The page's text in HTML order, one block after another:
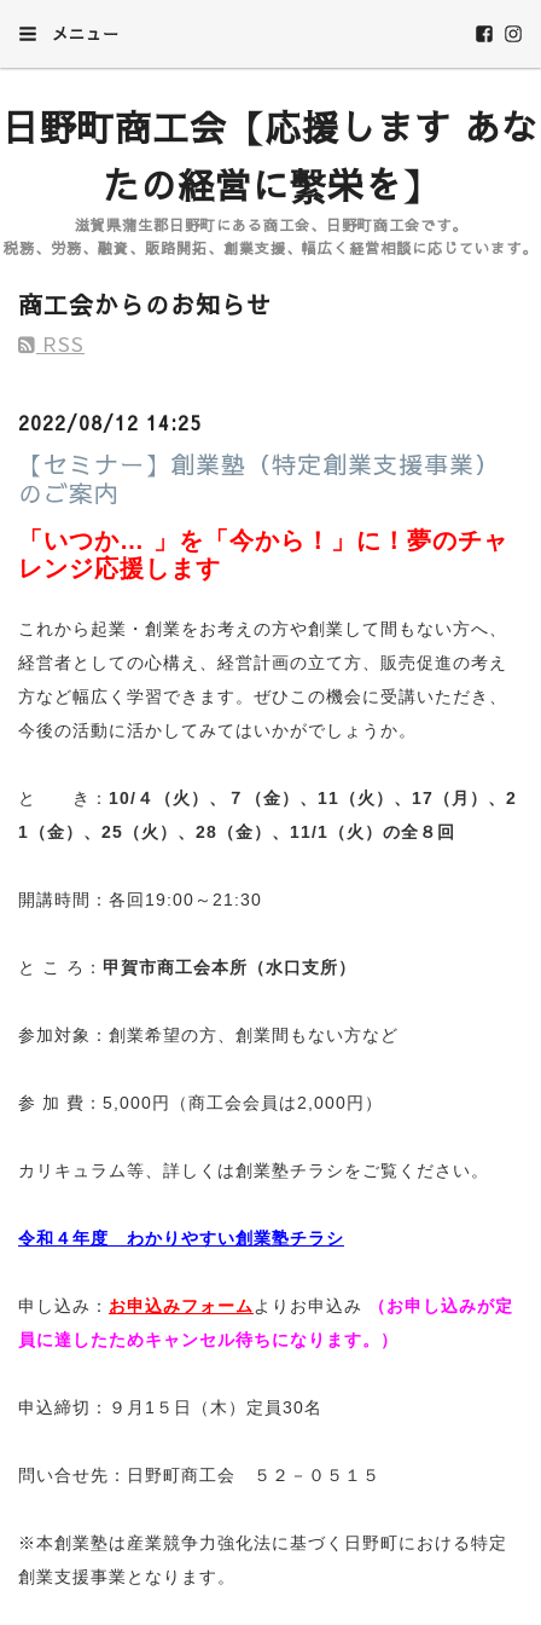
メニュー
日野町商工会【応援します あな
たの経営に繫栄を】
滋賀県蒲生郡日野町にある商工会、日野町商工会です。
税務、労務、融資、販路開拓、創業支援、幅広く経営相談に応じています。
商工会からのお知らせ
RSS
2022/08/12 14:25
【セミナー】創業塾（特定創業支援事業）
のご案内
「いつか… 」を「今から！」に！夢のチャ
レンジ応援します
これから起業・創業をお考えの方や創業して間もない方へ、
経営者としての心構え、経営計画の立て方、販売促進の考え
方など幅広く学習できます。ぜひこの機会に受講いただき、
今後の活動に活かしてみてはいかがでしょうか。
と き： 10/４（火）、７（金）、11（火）、17（月）、2
1（金）、25（火）、28（金）、11/1（火）の全８回
開講時間：各回19:00～21:30
と こ ろ： 甲賀市商工会本所（水口支所）
参加対象：創業希望の方、創業間もない方など
参 加 費：5,000円（商工会会員は2,000円）
カリキュラム等、詳しくは創業塾チラシをご覧ください。
令和４年度 わかりやすい創業塾チラシ
申し込み： お申込みフォーム よりお申込み
（お申し込みが定
員に達したためキャンセル待ちになります。）
申込締切：９月1５日（木）定員30名
問い合せ先：日野町商工会 ５２－０５１５
※本創業塾は産業競争力強化法に基づく日野町における特定
創業支援事業となります。